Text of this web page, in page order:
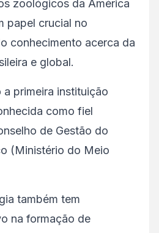
zoológicos da América
papel crucial no
conhecimento acerca da
e global.
primeira instituição
como fiel
de Gestão do
(Ministério do Meio
também tem
na formação de